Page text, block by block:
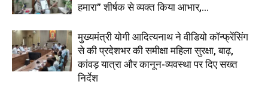
हमारा” शीर्षक से व्यक्त किया आभार,...
मुख्यमंत्री योगी आदित्यनाथ ने वीडियो कॉन्फ्रेंसिंग
से की प्रदेशभर की समीक्षा महिला सुरक्षा, बाढ़,
कांवड़ यात्रा और कानून-व्यवस्था पर दिए सख्त
निर्देश